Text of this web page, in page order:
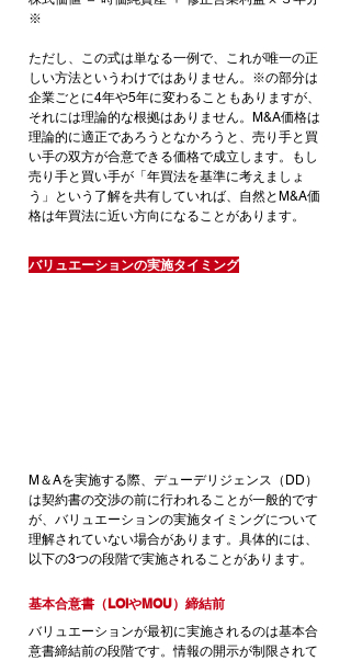
※
ただし、この式は単なる一例で、これが唯一の正
しい方法というわけではありません。※の部分は
企業ごとに4年や5年に変わることもありますが、
それには理論的な根拠はありません。M&A価格は
理論的に適正であろうとなかろうと、売り手と買
い手の双方が合意できる価格で成立します。もし
売り手と買い手が「年買法を基準に考えましょ
う」という了解を共有していれば、自然とM&A価
格は年買法に近い方向になることがあります。
バリュエーションの実施タイミング
M＆Aを実施する際、デューデリジェンス（DD）
は契約書の交渉の前に行われることが一般的です
が、バリュエーションの実施タイミングについて
理解されていない場合があります。具体的には、
以下の3つの段階で実施されることがあります。
基本合意書（LOIやMOU）締結前
バリュエーションが最初に実施されるのは基本合
意書締結前の段階です。情報の開示が制限されて